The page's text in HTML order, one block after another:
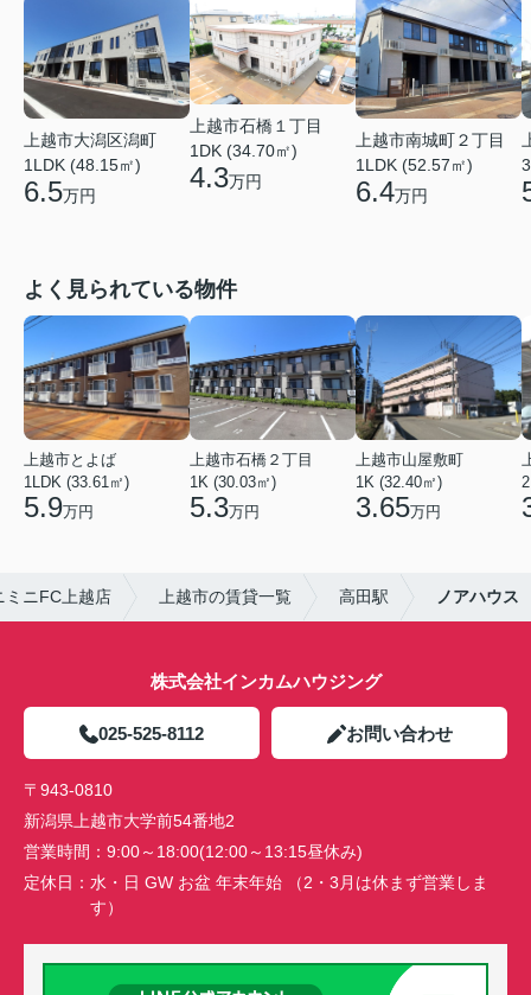
上越市大潟区潟町
1LDK (48.15㎡)
6.5万円
上越市石橋１丁目
1DK (34.70㎡)
4.3万円
上越市南城町２丁目
1LDK (52.57㎡)
6.4万円
よく見られている物件
上越市とよば
1LDK (33.61㎡)
5.9万円
上越市石橋２丁目
1K (30.03㎡)
5.3万円
上越市山屋敷町
1K (32.40㎡)
3.65万円
ミニFC上越店 上越市の賃貸一覧 高田駅 ノアハウス
株式会社インカムハウジング
025-525-8112 お問い合わせ
〒943-0810
新潟県上越市大学前54番地2
営業時間： 9:00～18:00(12:00～13:15昼休み)
定休日： 水・日 GW お盆 年末年始 （2・3月は休まず営業しま
す）